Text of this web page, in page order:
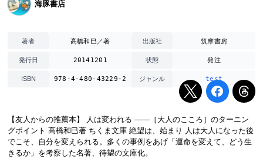
海豚書店
著者 高橋和巳／著 出版社 筑摩書房
発行日 20141201 状態 発注
ISBN 978-4-480-43229-2 ジャンル test
【友人からの推薦本】 人は変われる ——［大人のこころ］のターニン
グポイント 高橋和巳著 ちくま文庫 絶望は、始まり 人は大人になった後
でこそ、自分を変えられる。多くの事例をあげ「運命を変えて、どう生
きるか」を考察した名著、待望の文庫化。